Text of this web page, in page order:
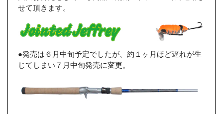
せて頂きます。
●発売は６月中旬予定でしたが、約１ヶ月ほど遅れが生
じてしまい７月中旬発売に変更。